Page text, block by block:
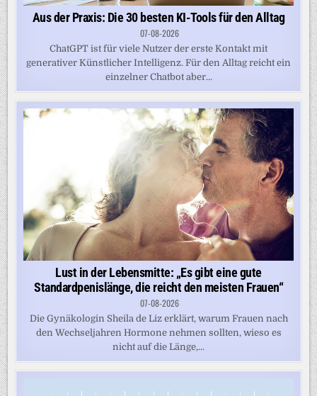
Aus der Praxis: Die 30 besten KI-Tools für den Alltag
07-08-2026
ChatGPT ist für viele Nutzer der erste Kontakt mit
generativer Künstlicher Intelligenz. Für den Alltag reicht ein
einzelner Chatbot aber...
Lust in der Lebensmitte: „Es gibt eine gute
Standardpenislänge, die reicht den meisten Frauen“
07-08-2026
Die Gynäkologin Sheila de Liz erklärt, warum Frauen nach
den Wechseljahren Hormone nehmen sollten, wieso es
nicht auf die Länge,...